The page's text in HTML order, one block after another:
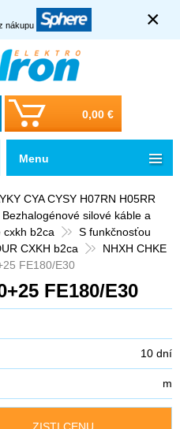
nákupu ×
0,00 €
CYA CYSY H07RN H05RR
Bezhalogénové silové káble a
cxkh b2ca
S funkčnosťou
CXKH b2ca
NHXH CHKE
FE180/E30
FE180/E30
10 dní
m
Menu